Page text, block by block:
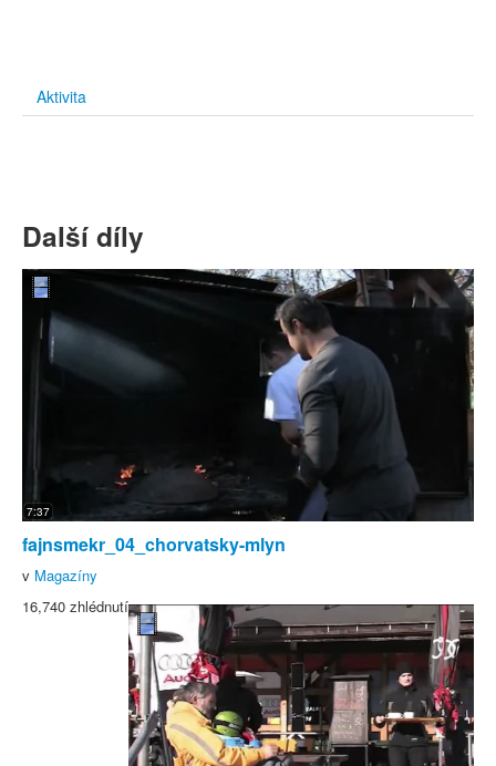
Aktivita
Další díly
7:37
fajnsmekr_04_chorvatsky-mlyn
v Magazíny
16,740 zhlédnutí